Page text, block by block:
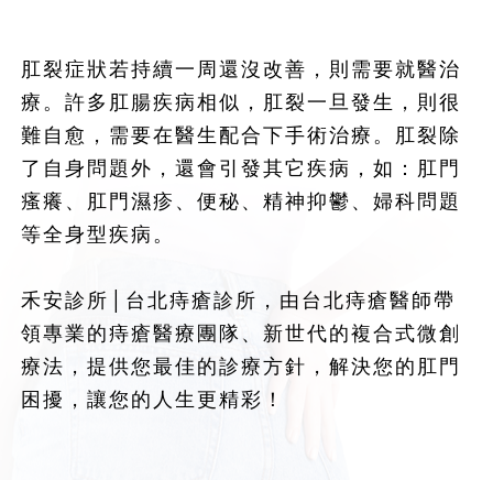
肛裂症狀若持續一周還沒改善，則需要就醫治
療。許多肛腸疾病相似，肛裂一旦發生，則很
難自愈，需要在醫生配合下手術治療。肛裂除
了自身問題外，還會引發其它疾病，如：肛門
瘙癢、肛門濕疹、便秘、精神抑鬱、婦科問題
等全身型疾病。
禾安診所│台北痔瘡診所，由台北痔瘡醫師帶
領專業的痔瘡醫療團隊、新世代的複合式微創
療法，提供您最佳的診療方針，解決您的肛門
困擾，讓您的人生更精彩！